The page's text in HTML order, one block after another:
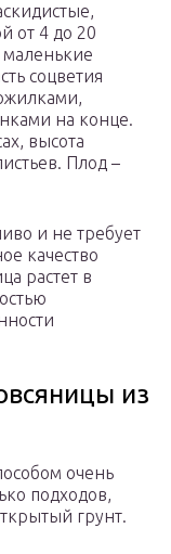
от 4 до 20
маленькие
соцветия
на конце.
высота
Плод –
и не требует
качество
растет в
из
очень
подходов,
грунт.